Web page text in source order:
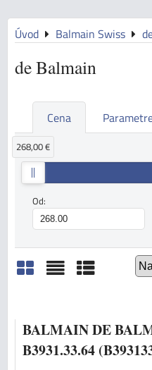
Úvod Balmain Swiss
de Balmain
Cena
Od:
268,00 €
BALMAIN DE
B3931.33.64